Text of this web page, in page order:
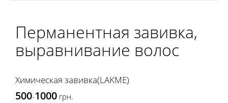
Перманентная завивка,
выравнивание волос
Химическая завивка(LAKME)
500-1000 грн.